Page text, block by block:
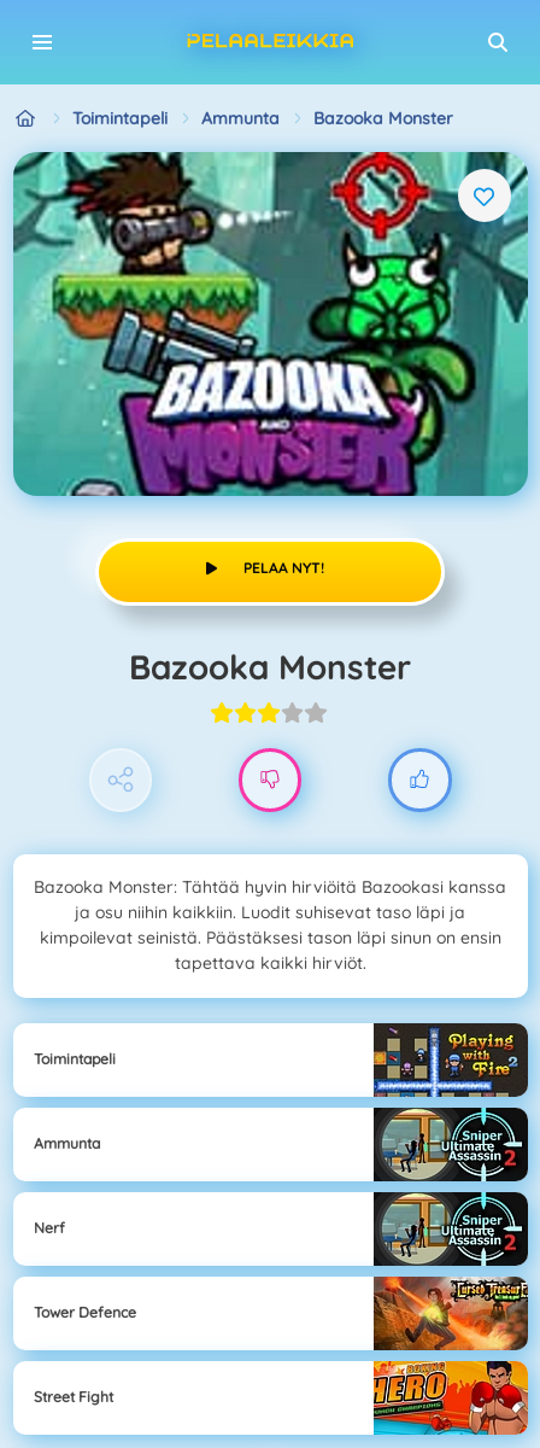
Toimintapeli Ammunta Bazooka Monster
PELAA NYT!
Bazooka Monster
Bazooka Monster: Tähtää hyvin hirviöitä Bazookasi kanssa
ja osu niihin kaikkiin. Luodit suhisevat taso läpi ja
kimpoilevat seinistä. Päästäksesi tason läpi sinun on ensin
tapettava kaikki hirviöt.
Toimintapeli
Ammunta
Nerf
Tower Defence
Street Fight